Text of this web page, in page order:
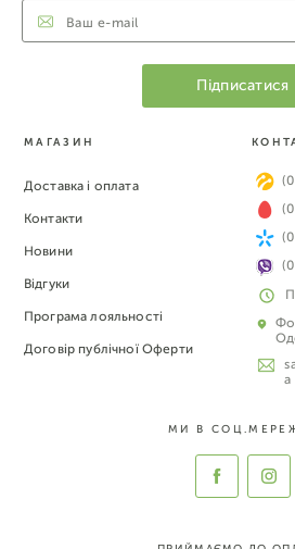
МАГАЗИН
Доставка і оплата
Контакти
Новини
Відгуки
Програма лояльності
Договір публічної Оферти
a
МИ В